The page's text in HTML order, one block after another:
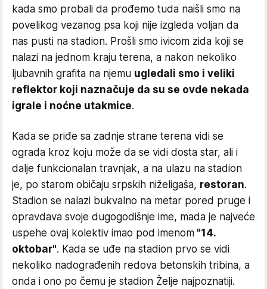
kada smo probali da prođemo tuda naišli smo na
povelikog vezanog psa koji nije izgleda voljan da
nas pusti na stadion. Prošli smo ivicom zida koji se
nalazi na jednom kraju terena, a nakon nekoliko
ljubavnih grafita na njemu ugledali smo i veliki
reflektor koji naznačuje da su se ovde nekada
igrale i noćne utakmice.
Kada se priđe sa zadnje strane terena vidi se
ograda kroz koju može da se vidi dosta star, ali i
dalje funkcionalan travnjak, a na ulazu na stadion
je, po starom običaju srpskih niželigaša, restoran.
Stadion se nalazi bukvalno na metar pored pruge i
opravdava svoje dugogodišnje ime, mada je najveće
uspehe ovaj kolektiv imao pod imenom "14.
oktobar". Kada se uđe na stadion prvo se vidi
nekoliko nadograđenih redova betonskih tribina, a
onda i ono po čemu je stadion Želje najpoznatiji.